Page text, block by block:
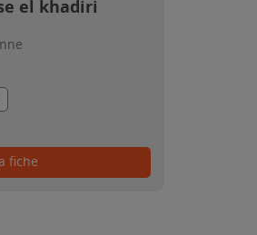
el khadiri
fiche